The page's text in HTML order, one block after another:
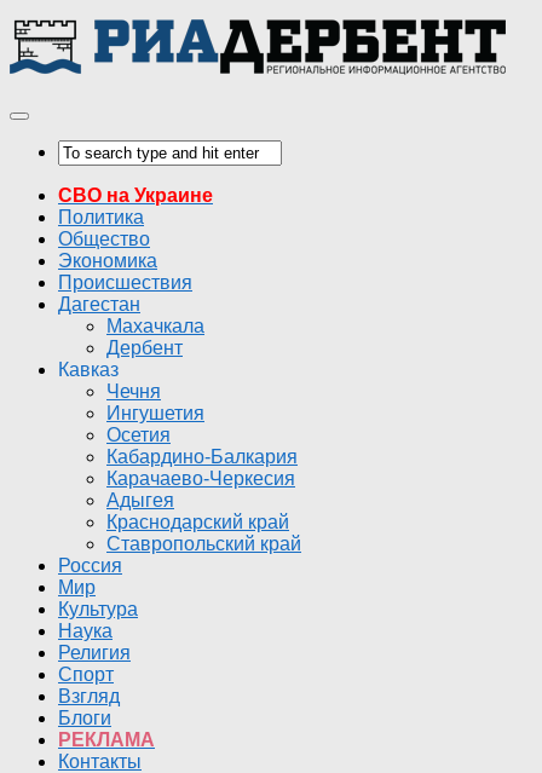
СВО на Украине
Политика
Общество
Экономика
Происшествия
Дагестан
Махачкала
Дербент
Кавказ
Чечня
Ингушетия
Осетия
Кабардино-Балкария
Карачаево-Черкесия
Адыгея
Краснодарский край
Ставропольский край
Россия
Мир
Культура
Наука
Религия
Спорт
Взгляд
Блоги
РЕКЛАМА
Контакты